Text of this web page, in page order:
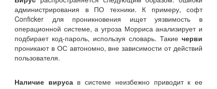
администрирования в ПО техники. К примеру, софт
Conficker для проникновения ищет уязвимость в
операционной системе, а угроза Морриса анализирует и
подбирает код-пароль, используя словарь. Такие черви
проникают в ОС автономно, вне зависимости от действий
пользователя.
Наличие вирусав системе неизбежно приводит к ее